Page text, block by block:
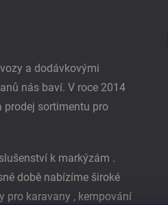
a dodávkovými
nás baví. V roce 2014
prodej sortimentu pro
k markýzám .
době nabízíme široké
pro karavany , kempování